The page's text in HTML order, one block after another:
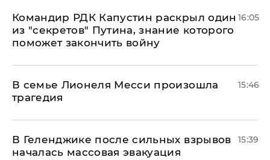
Командир РДК Капустин раскрыл один
из "секретов" Путина, знание которого
поможет закончить войну
16:05
В семье Лионеля Месси произошла
трагедия
15:46
В Геленджике после сильных взрывов
началась массовая эвакуация
15:39